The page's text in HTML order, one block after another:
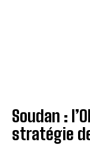
Soudan :
stratégie